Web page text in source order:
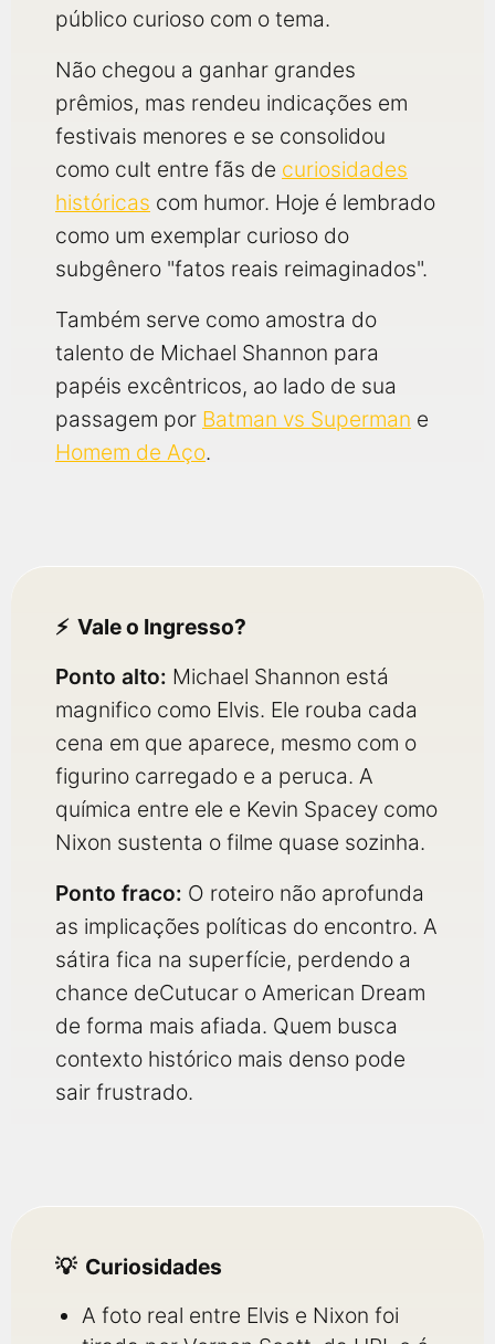
público curioso com o tema.
Não chegou a ganhar grandes
prêmios, mas rendeu indicações em
festivais menores e se consolidou
como cult entre fãs de curiosidades
históricas com humor. Hoje é lembrado
como um exemplar curioso do
subgênero "fatos reais reimaginados".
Também serve como amostra do
talento de Michael Shannon para
papéis excêntricos, ao lado de sua
passagem por Batman vs Superman e
Homem de Aço.
Vale o Ingresso?
Ponto alto: Michael Shannon está
magnifico como Elvis. Ele rouba cada
cena em que aparece, mesmo com o
figurino carregado e a peruca. A
química entre ele e Kevin Spacey como
Nixon sustenta o filme quase sozinha.
Ponto fraco: O roteiro não aprofunda
as implicações políticas do encontro. A
sátira fica na superfície, perdendo a
chance deCutucar o American Dream
de forma mais afiada. Quem busca
contexto histórico mais denso pode
sair frustrado.
Curiosidades
A foto real entre Elvis e Nixon foi